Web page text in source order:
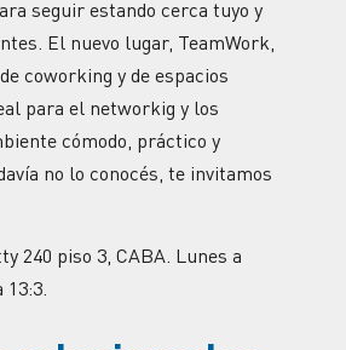
seguir estando cerca tuyo y
El nuevo lugar, TeamWork,
coworking y de espacios
para el networkig y los
cómodo, práctico y
no lo conocés, te invitamos
240 piso 3, CABA. Lunes a
13:3.